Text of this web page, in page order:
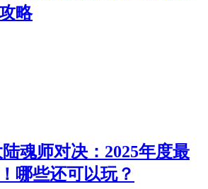
略
魂师对决：2025年度最
哪些还可以玩？